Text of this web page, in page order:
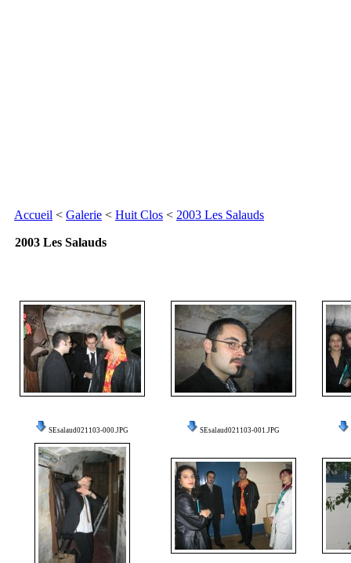
Accueil < Galerie < Huit Clos < 2003 Les Salauds
2003 Les Salauds
SEsalaud021103-000.JPG SEsalaud021103-001.JPG